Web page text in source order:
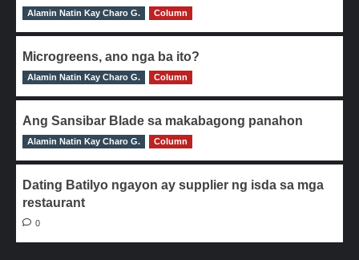
0
Alamin Natin Kay Charo G. Column
Microgreens, ano nga ba ito?
0
Alamin Natin Kay Charo G. Column
Ang Sansibar Blade sa makabagong panahon
0
Alamin Natin Kay Charo G. Column
Dating Batilyo ngayon ay supplier ng isda sa mga
restaurant
0